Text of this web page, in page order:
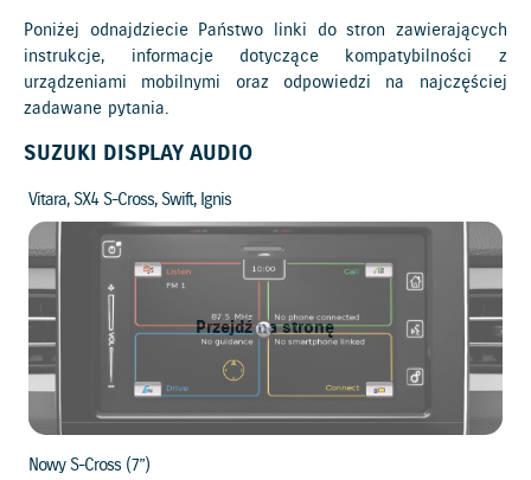
Poniżej odnajdziecie Państwo linki do stron zawierających
instrukcje, informacje dotyczące kompatybilności z
urządzeniami mobilnymi oraz odpowiedzi na najczęściej
zadawane pytania.
SUZUKI DISPLAY AUDIO
Vitara, SX4 S-Cross, Swift, Ignis
Przejdź na stronę
Nowy S-Cross (7”)